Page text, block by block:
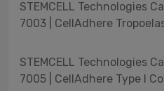
STEMCELL Technologies
7003 | CellAdhere
STEMCELL Technologies
7005 | CellAdhere Type I